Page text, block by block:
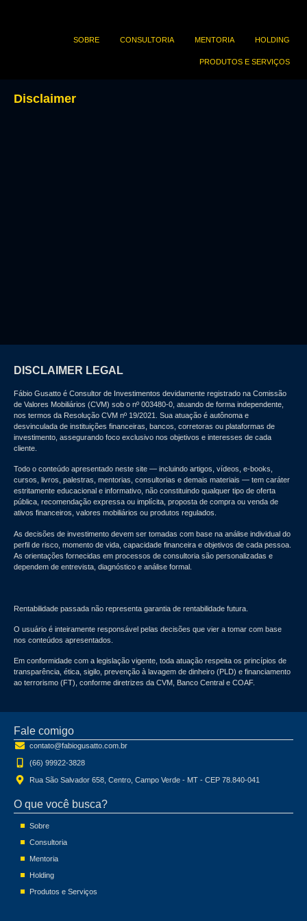
SOBRE CONSULTORIA MENTORIA HOLDING
PRODUTOS E SERVIÇOS
Disclaimer
DISCLAIMER LEGAL
Fábio Gusatto é Consultor de Investimentos devidamente registrado na Comissão
de Valores Mobiliários (CVM) sob o nº 003480-0, atuando de forma independente,
nos termos da Resolução CVM nº 19/2021. Sua atuação é autônoma e
desvinculada de instituições financeiras, bancos, corretoras ou plataformas de
investimento, assegurando foco exclusivo nos objetivos e interesses de cada
cliente.
Todo o conteúdo apresentado neste site — incluindo artigos, vídeos, e-books,
cursos, livros, palestras, mentorias, consultorias e demais materiais — tem caráter
estritamente educacional e informativo , não constituindo qualquer tipo de oferta
pública, recomendação expressa ou implícita, proposta de compra ou venda de
ativos financeiros, valores mobiliários ou produtos regulados
As decisões de investimento devem ser tomadas com base na análise individual do
perfil de risco, momento de vida, capacidade financeira e objetivos de cada pessoa.
As orientações fornecidas em processos de consultoria são personalizadas e
dependem de entrevista, diagnóstico e análise formal.
Rentabilidade passada não representa garantia de rentabilidade futura.
O usuário é inteiramente responsável pelas decisões que vier a tomar com base
nos conteúdos apresentados.
Em conformidade com a legislação vigente, toda atuação respeita os princípios de
transparência, ética, sigilo, prevenção à lavagem de dinheiro (PLD) e financiamento
ao terrorismo (FT) , conforme diretrizes da CVM, Banco Central e COAF.
Fale comigo
contato@fabiogusatto.com.br
(66) 99922-3828
Rua São Salvador 658, Centro, Campo Verde - MT - CEP 78.840-041
O que você busca?
Sobre
Consultoria
Mentoria
Holding
Produtos e Serviços